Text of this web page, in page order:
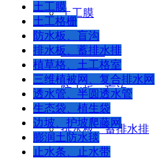
土工膜
土工格栅
防水板、盲沟
排水板、蓄排水排
土工膜
土工格栅
防水板、盲沟
排水板、蓄排水排
植草格、土工格室
三维植被网、复合排水网
透水管、半圆透水管
生态袋、植生袋
边坡、护坡爬藤网
膨润土防水毯
止水条、止水带